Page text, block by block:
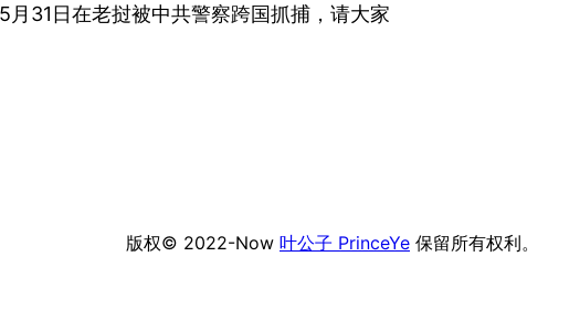
月31日在老挝被中共警察跨国抓捕，请大家
版权© 2022-Now 叶公子 PrinceYe 保留所有权利。